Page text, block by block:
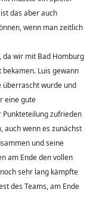
das aber auch
wenn man zeitlich
da wir mit Bad Homburg
Luis gewann
überrascht wurde und
eine gute
zufrieden
auch wenn es zunächst
und seine
am Ende den vollen
sehr lang kämpfte
des Teams, am Ende